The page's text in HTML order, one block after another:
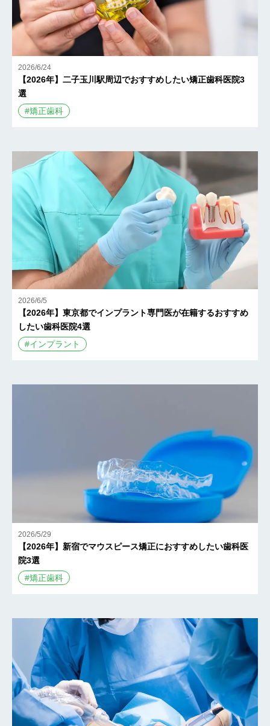
2026/6/24
【2026年】二子玉川駅周辺でおすすめしたい矯正歯科医院3
選
#矯正歯科
2026/6/5
【2026年】東京都でインプラント専門医が在籍するおすすめ
したい歯科医院4選
#インプラント
2026/5/29
【2026年】新宿でマウスピース矯正におすすめしたい歯科医
院3選
#矯正歯科